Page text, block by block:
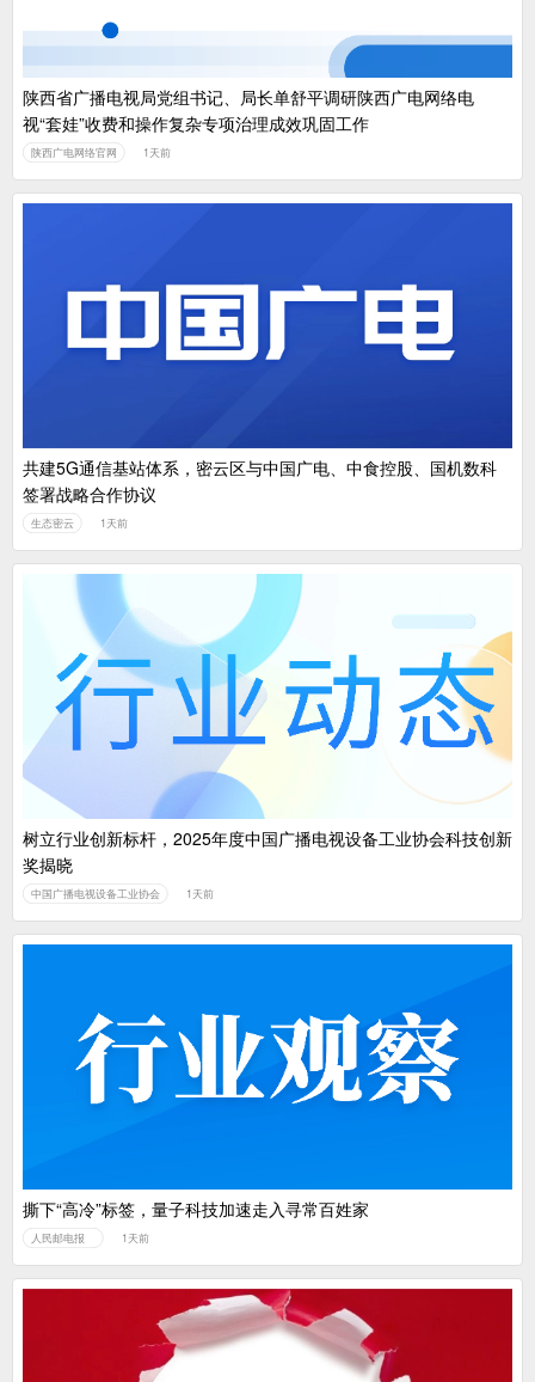
陕西省广播电视局党组书记、局长单舒平调研陕西广电网络电
视“套娃”收费和操作复杂专项治理成效巩固工作
陕西广电网络官网 1天前
共建5G通信基站体系，密云区与中国广电、中食控股、国机数科
签署战略合作协议
生态密云 1天前
树立行业创新标杆，2025年度中国广播电视设备工业协会科技创新
奖揭晓
中国广播电视设备工业协会 1天前
撕下“高冷”标签，量子科技加速走入寻常百姓家
人民邮电报 1天前